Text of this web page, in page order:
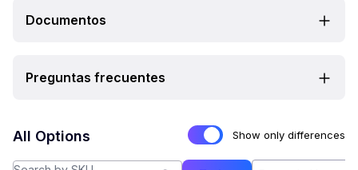
Documentos
Preguntas frecuentes
Show only differences
All Options